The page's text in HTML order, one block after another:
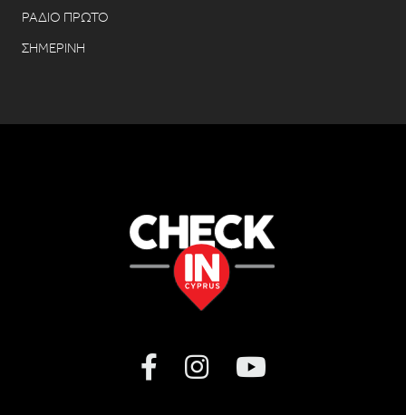
ΡΑΔΙΟ ΠΡΩΤΟ
ΣΗΜΕΡΙΝΗ